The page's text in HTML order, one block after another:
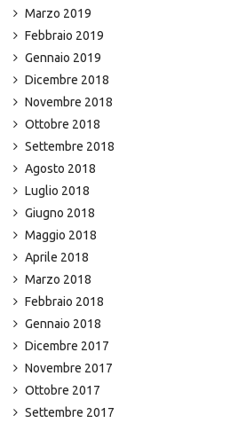
Marzo 2019
Febbraio 2019
Gennaio 2019
Dicembre 2018
Novembre 2018
Ottobre 2018
Settembre 2018
Agosto 2018
Luglio 2018
Giugno 2018
Maggio 2018
Aprile 2018
Marzo 2018
Febbraio 2018
Gennaio 2018
Dicembre 2017
Novembre 2017
Ottobre 2017
Settembre 2017